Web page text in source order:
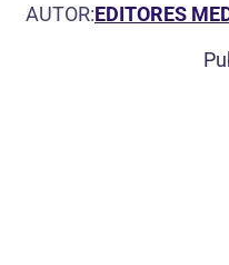
AUTOR:EDITORES